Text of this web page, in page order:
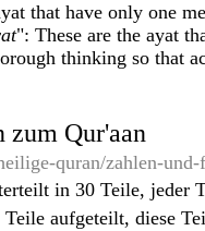
that have only one
": These are the ayat
thinking so that
zum Qur'aan
quran/zahlen-
in 30 Teile, jeder
aufgeteilt, diese